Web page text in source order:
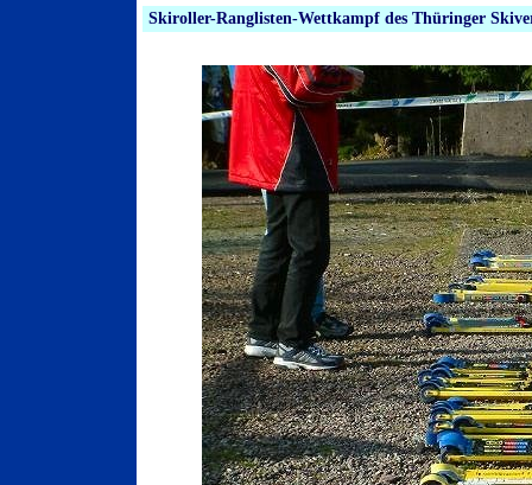
Skiroller-Ranglisten-Wettkampf des Thüringer